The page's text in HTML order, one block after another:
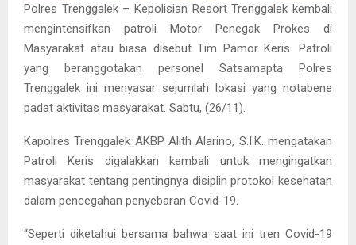
Polres Trenggalek – Kepolisian Resort Trenggalek kembali
mengintensifkan patroli Motor Penegak Prokes di
Masyarakat atau biasa disebut Tim Pamor Keris. Patroli
yang beranggotakan personel Satsamapta Polres
Trenggalek ini menyasar sejumlah lokasi yang notabene
padat aktivitas masyarakat. Sabtu, (26/11).
Kapolres Trenggalek AKBP Alith Alarino, S.I.K. mengatakan
Patroli Keris digalakkan kembali untuk mengingatkan
masyarakat tentang pentingnya disiplin protokol kesehatan
dalam pencegahan penyebaran Covid-19.
“Seperti diketahui bersama bahwa saat ini tren Covid-19